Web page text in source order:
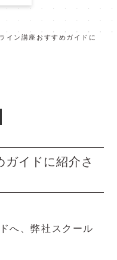
イン講座おすすめガイドに
ガイドに紹介さ
へ、弊社スクール